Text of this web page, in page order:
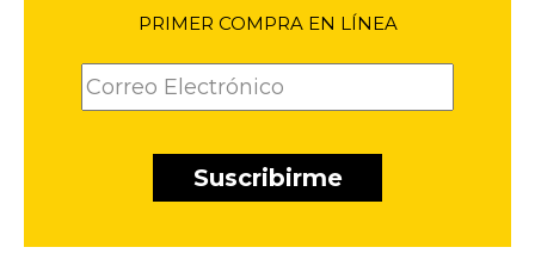
PRIMER COMPRA EN LÍNEA